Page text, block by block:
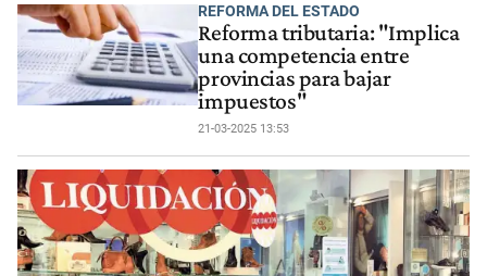
REFORMA DEL ESTADO
Reforma tributaria: "Implica
una competencia entre
provincias para bajar
impuestos"
21-03-2025 13:53